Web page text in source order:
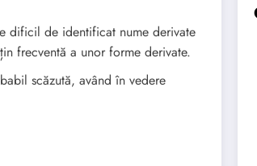
dificil de identificat nume derivate
frecventă a unor forme derivate.
scăzută, având în vedere